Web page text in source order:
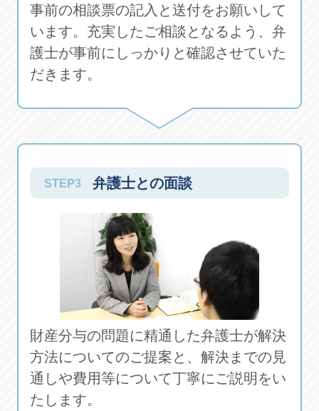
事前の相談票の記入と送付をお願いして
います。充実したご相談となるよう、弁
護士が事前にしっかりと確認させていた
だきます。
STEP3 弁護士との面談
財産分与の問題に精通した弁護士が解決
方法についてのご提案と、解決までの見
通しや費用等について丁寧にご説明をい
たします。